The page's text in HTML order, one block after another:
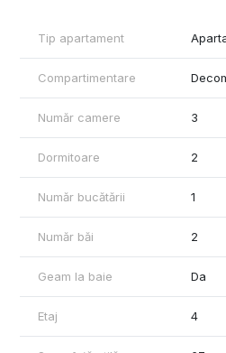
-Living spațios
-2 băi
-2 balcoane cu vedere pe ambele
Locuință bine întreținută, situată
pentru familii, cu acces rapid la
magazine și spații verzi.
Tip apartament
Compartimentare
Număr camere 3
Dormitoare 2
Număr bucătării 1
Număr băi 2
Geam la baie Da
Etaj 4